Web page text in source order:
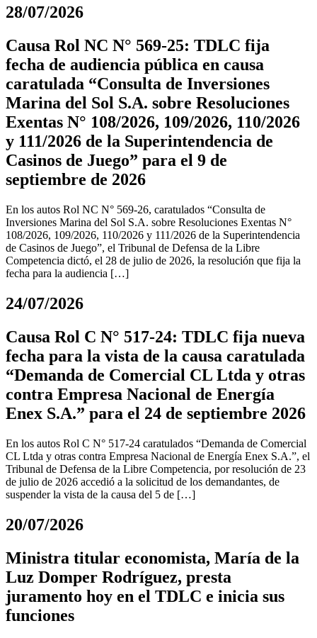
28/07/2026
Causa Rol NC N° 569-25: TDLC fija
fecha de audiencia pública en causa
caratulada “Consulta de Inversiones
Marina del Sol S.A. sobre Resoluciones
Exentas N° 108/2026, 109/2026, 110/2026
y 111/2026 de la Superintendencia de
Casinos de Juego” para el 9 de
septiembre de 2026
En los autos Rol NC N° 569-26, caratulados “Consulta de
Inversiones Marina del Sol S.A. sobre Resoluciones Exentas N°
108/2026, 109/2026, 110/2026 y 111/2026 de la Superintendencia
de Casinos de Juego”, el Tribunal de Defensa de la Libre
Competencia dictó, el 28 de julio de 2026, la resolución que fija la
fecha para la audiencia […]
24/07/2026
Causa Rol C N° 517-24: TDLC fija nueva
fecha para la vista de la causa caratulada
“Demanda de Comercial CL Ltda y otras
contra Empresa Nacional de Energía
Enex S.A.” para el 24 de septiembre 2026
En los autos Rol C N° 517-24 caratulados “Demanda de Comercial
CL Ltda y otras contra Empresa Nacional de Energía Enex S.A.”, el
Tribunal de Defensa de la Libre Competencia, por resolución de 23
de julio de 2026 accedió a la solicitud de los demandantes, de
suspender la vista de la causa del 5 de […]
20/07/2026
Ministra titular economista, María de la
Luz Domper Rodríguez, presta
juramento hoy en el TDLC e inicia sus
funciones